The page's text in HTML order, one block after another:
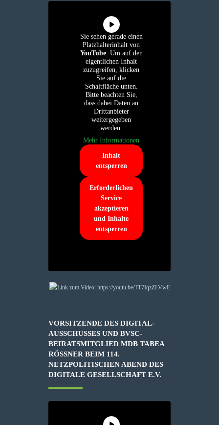
Sie sehen gerade einen
Platzhalterinhalt von
YouTube. Um auf den
eigentlichen Inhalt
zuzugreifen, klicken
Sie auf die
Schaltfläche unten.
Bitte beachten Sie,
dass dabei Daten an
Drittanbieter
weitergegeben
werden.
Mehr Informationen
Inhalt
entsperren
Erforderlichen
Service
akzeptieren
und Inhalte
entsperren
VORSITZENDE DES DIGITAL-
AUSSCHUSSES UND BVSC-
BEIRATSMITGLIED MDB TABEA
RÖSSNER BEIM 114. N
ETZPOLITISCHEN ABEND DES D
IGITALE GESELLSCHAFT E.V.